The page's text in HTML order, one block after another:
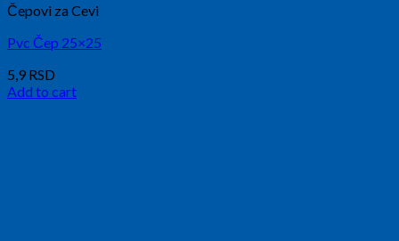
Čepovi za Cevi
Pvc Čep 25×25
5,9 RSD
Add to cart